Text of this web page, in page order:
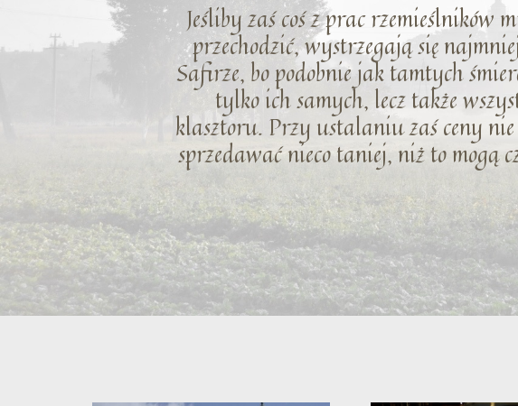
Jeśliby zaś coś z prac rzemieślników
przechodzić, wystrzegają się
Safirze, bo podobnie jak tamtych
tylko ich samych, lecz także
klasztoru. Przy ustalaniu zaś ceny nie
sprzedawać nieco taniej, niż to mogą